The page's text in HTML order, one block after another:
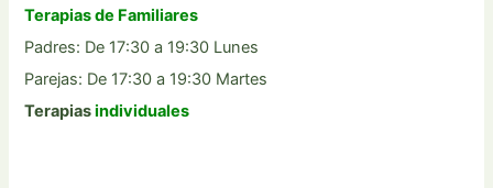
Terapias de Familiares
Padres: De 17:30 a 19:30 Lunes
Parejas: De 17:30 a 19:30 Martes
Terapiasindividuales